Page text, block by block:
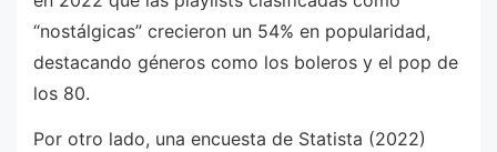
“nostálgicas” crecieron un 54% en popularidad,
destacando géneros como los boleros y el pop de
los 80.
Por otro lado, una encuesta de Statista (2022)